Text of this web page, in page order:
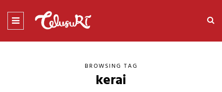
BROWSING TAG
kerai